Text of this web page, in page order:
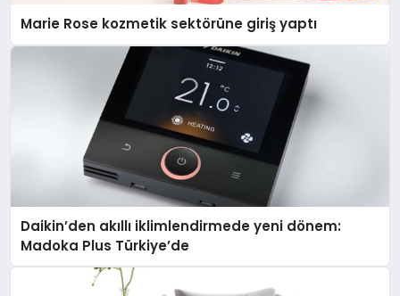
Marie Rose kozmetik sektörüne giriş yaptı
Daikin’den akıllı iklimlendirmede yeni dönem:
Madoka Plus Türkiye’de